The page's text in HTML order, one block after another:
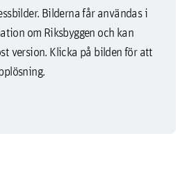
Bilderna får användas i
om Riksbyggen och kan
version. Klicka på bilden för att